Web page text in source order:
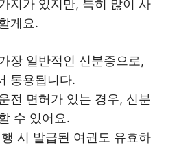
지가 있지만, 특히 많이 사
게요.
장 일반적인 신분증으로,
통용됩니다.
전 면허가 있는 경우, 신분
수 있어요.
시 발급된 여권도 유효하